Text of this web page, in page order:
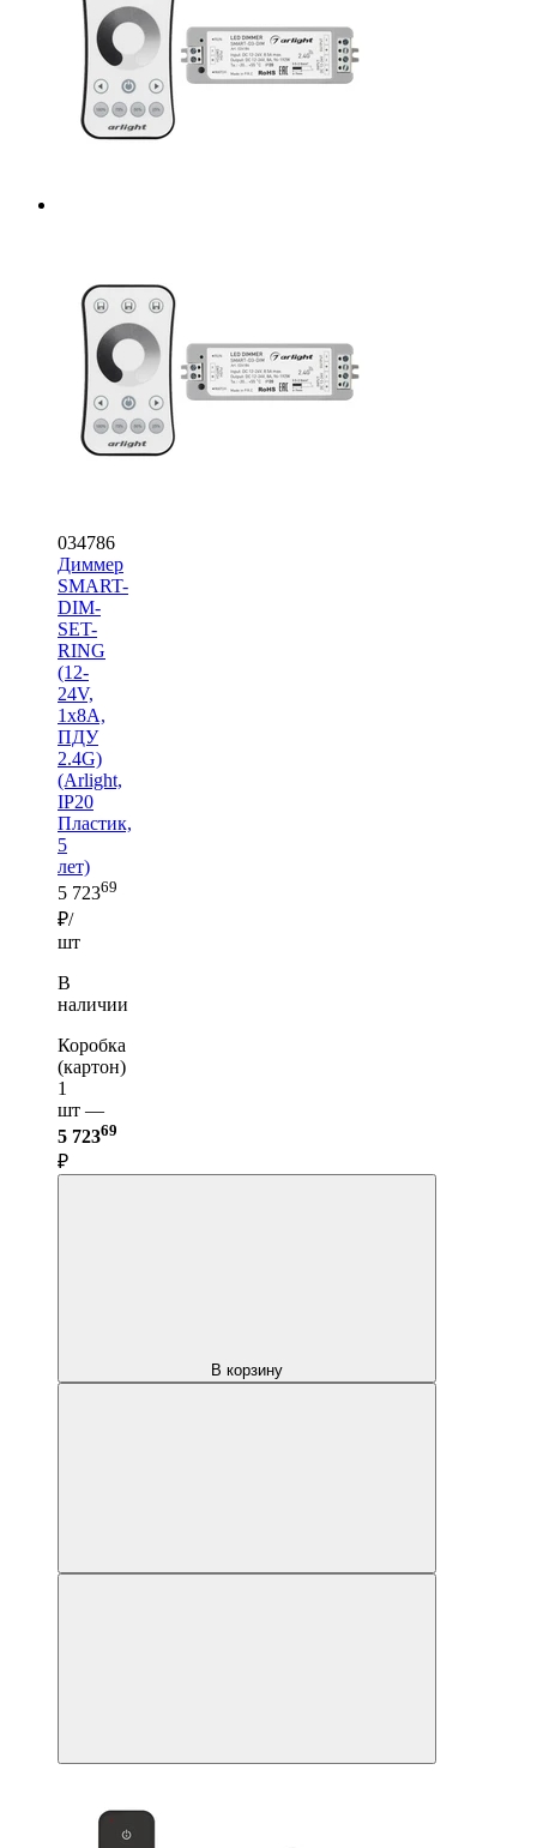
034786
Диммер
SMART-
DIM-
SET-
RING
(12-
24V,
1x8A,
ПДУ
2.4G)
(Arlight,
IP20
Пластик,
5
лет)
5 72369
₽/
шт
В
наличии
Коробка
(картон)
1
шт —
5 72369
₽
В корзину